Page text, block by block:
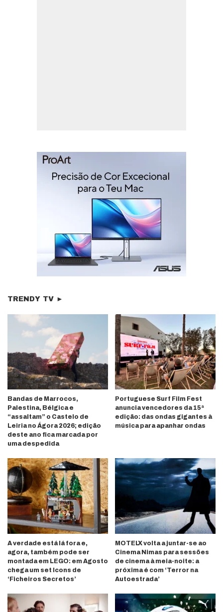
TRENDY TV ►
Bandas de Marrocos,
Palestina, Bélgica e
“assaltam” o Castelo de
Leiria no Ágora 2026; edição
deste ano fica marcada por
uma despedida
Portuguese Surf Film Fest
anuncia vencedores da 15ª
edição: das ondas gigantes à
música para apanhar ondas
A verdade está lá fora e,
agora, também pode ser
montada em LEGO: em Agosto
chega um set Icons de
‘Ficheiros Secretos’
MOTELX volta a juntar-se ao
Cinema Nimas para sessões
de cinema à meia-noite: a
próxima é com ‘Terror na
Autoestrada’